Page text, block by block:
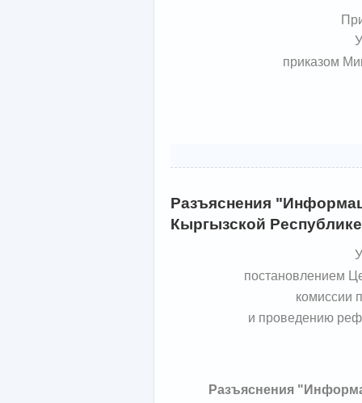
приказом
Разъяснения
Кыргызской
постановлением
комиссии
и проведению
Разъяснения